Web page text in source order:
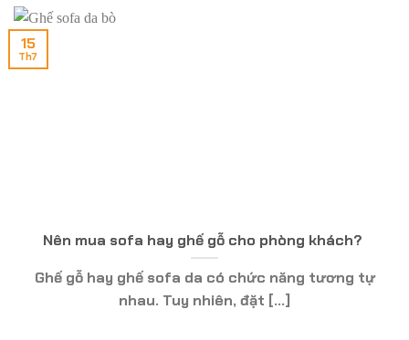
Nên mua sofa hay ghế gỗ cho phòng khách?
Ghế gỗ hay ghế sofa da có chức năng tương tự
nhau. Tuy nhiên, đặt [...]
15
Th7